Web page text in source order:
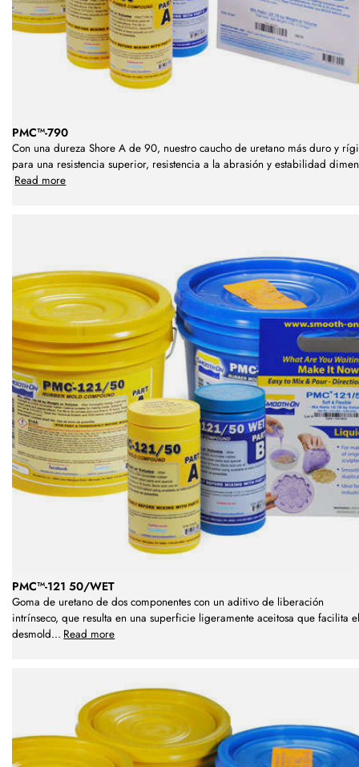
PMC™-790
Con una dureza Shore A de 90, nuestro caucho de uretano más duro y
para una resistencia superior, resistencia a la abrasión y estabilidad dimen
Read more
PMC™-121 50/WET
Goma de uretano de dos componentes con un aditivo de liberación
intrínseco, que resulta en una superficie ligeramente aceitosa que facilita el
desmold... Read more